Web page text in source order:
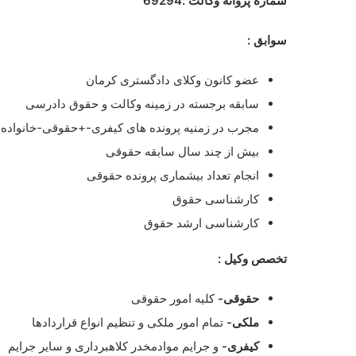
سوابق :
عضو کانون وکلای دادگستری کرمان
سابقه برجسته در زمینه وکالت و حقوق دادرسی
مجرب در زمنیه پرونده های کیفری-+حقوقی-
بیش از چند سال سابقه حقوقی
انجام تعداد بیشماری پرونده حقوقی
کارشناسی حقوق
کارشناسی ارشد حقوق
تخصص وکیل :
حقوقی-کلیه امور حقوقی
ملکی- تمام امور ملکی و تنظیم انواع قراردادها
کیفری- و جرایم موادمخدر کلاهبرداری و سایر جرایم